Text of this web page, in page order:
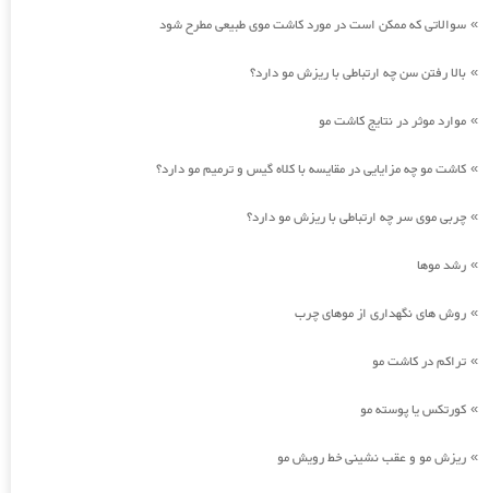
» سوالاتی که ممکن است در مورد کاشت موی طبیعی مطرح شود
» بالا رفتن سن چه ارتباطی با ریزش مو دارد؟
» موارد موثر در نتایج کاشت مو
» کاشت مو چه مزایایی در مقایسه با کلاه گیس و ترمیم مو دارد؟
» چربی موی سر چه ارتباطی با ریزش مو دارد؟
» رشد موها
» روش های نگهداری از موهای چرب
» تراکم در کاشت مو
» کورتکس یا پوسته مو
» ریزش مو و عقب نشینی خط رویش مو